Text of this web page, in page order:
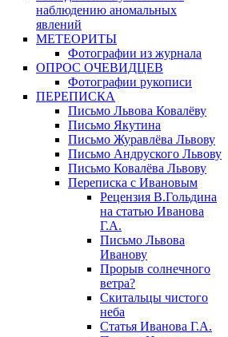
наблюдению аномальных
явлений
МЕТЕОРИТЫ
Фотографии из журнала
ОПРОС ОЧЕВИДЦЕВ
Фотографии рукописи
ПЕРЕПИСКА
Письмо Львова Ковалёву
Письмо Якутина
Письмо Журавлёва Львову
Письмо Андруского Львову
Письмо Ковалёва Львову
Переписка с Ивановым
Рецензия В.Гольдина
на статью Иванова
Г.А.
Письмо Львова
Иванову
Прорыв солнечного
ветра?
Скитальцы чистого
неба
Статья Иванова Г.А.